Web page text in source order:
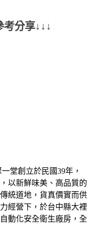
分享↓↓↓
堂創立於民國39年，
以新鮮味美、高品質的
統道地，貨真價實而供
經營下，於台中縣大裡
動化安全衛生廠房，全